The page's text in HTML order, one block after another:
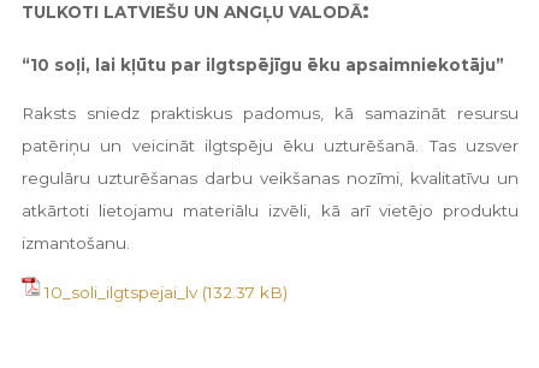
TULKOTI LATVIEŠU UN ANGĻU VALODĀ:
“10 soļi, lai kļūtu par ilgtspējīgu ēku apsaimniekotāju”
Raksts sniedz praktiskus padomus, kā samazināt resursu
patēriņu un veicināt ilgtspēju ēku uzturēšanā. Tas uzsver
regulāru uzturēšanas darbu veikšanas nozīmi, kvalitatīvu un
atkārtoti lietojamu materiālu izvēli, kā arī vietējo produktu
izmantošanu.
10_soli_ilgtspejai_lv